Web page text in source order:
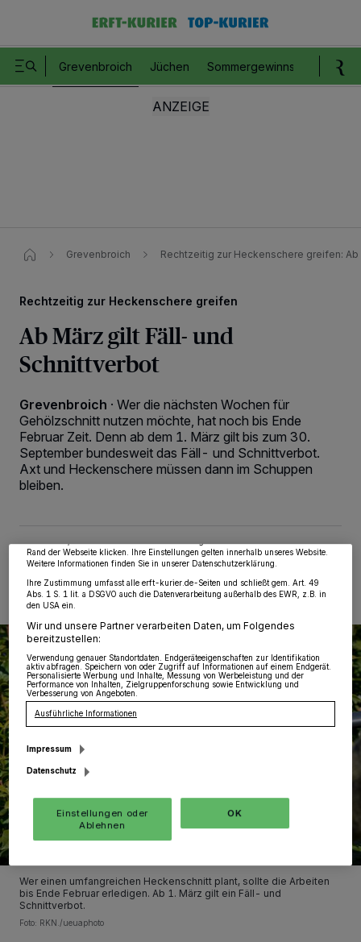
Grevenbroich Jüchen Sommergewinnspiel
Grevenbroich Rechtzeitig zur Heckenschere greifen:
Rechtzeitig zur Heckenschere greifen
Ab März gilt Fäll- und
Schnittverbot
Grevenbroich · Wer die nächsten Wochen für
Gehölzschnitt nutzen möchte, hat noch bis Ende
Februar Zeit. Denn ab dem 1. März gilt bis zum 30.
September bundesweit das Fäll- und Schnittverbot.
Axt und Heckenschere müssen dann im Schuppen
bleiben.
27.01.2025 , 13:44 Uhr 2 Minuten Lesezeit
Wer einen umfangreichen Heckenschnitt plant, sollte die Arbeiten
bis Ende Februar erledigen. Ab 1. März gilt ein Fäll- und
Schnittverbot.
Foto: RKN./ueuaphoto
Wir und unsere
wie Browserdaten oder eindeutige Kennungen auf Ihrem Gerät zu. Durch Auswahl
von OK aktivieren Sie Tracking-Technologien für die unter „Wir und unsere
Rand der Webseite klicken. Ihre Einstellungen gelten innerhalb unseres Website.
Weitere Informationen finden Sie in unserer Datenschutzerklärung.
Ihre Zustimmung umfasst alle erft-kurier.de-Seiten und schließt gem. Art. 49
Abs. 1 S. 1 lit. a DSGVO auch die Datenverarbeitung außerhalb des EWR, z.B. in
den USA ein.
Wir und unsere Partner verarbeiten Daten, um Folgendes
bereitzustellen:
Verwendung genauer Standortdaten. Endgeräteeigenschaften zur Identifikation
aktiv abfragen. Speichern von oder Zugriff auf Informationen auf einem Endgerät.
Personalisierte Werbung und Inhalte, Messung von Werbeleistung und der
Performance von Inhalten, Zielgruppenforschung sowie Entwicklung und
Verbesserung von Angeboten.
Ausführliche Informationen
Impressum
Datenschutz
Einstellungen oder
Ablehnen
OK